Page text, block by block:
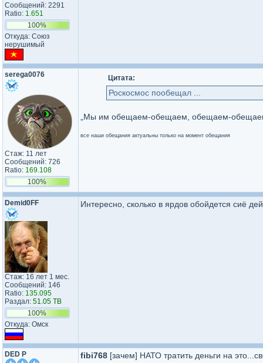
Сообщений: 2291
Ratio: 1.651
100%
Откуда: Союз
нерушимый
serega0076
Стаж: 11 лет
Сообщений: 726
Ratio: 169.108
100%
Цитата:
Роскосмос пообещал ...
„Мы им обещаем-обещаем, обещаем-
все наши обещания актуальны только на момент обещания
Demid0FF
Стаж: 16 лет 1 мес.
Сообщений: 146
Ratio: 135.095
Раздал: 51.05 TB
100%
Откуда: Омск
Интересно, сколько в ярдов обойдется сиё
DED P fibi768 [зачем] НАТО тратить деньги на